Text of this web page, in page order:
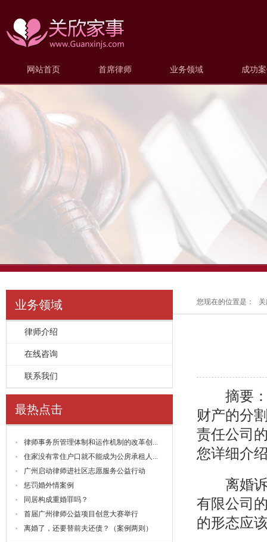
网站首页 首席律师 业务领域 成功
业务领域
律师介绍
在线咨询
联系我们
最热点击
律师事务所管理体制和运作机制的改革创...
住家没有常住户口就不能成为公房承租人...
广州启动律师进社区志愿服务公益行动
惩罚婚外情案例
同居构成重婚罪吗？
首届广州律师公益项目创意大赛举行
离婚了，还要替前夫还债？（案例两则）
您现在的位置是：
摘要：
财产的分
责任公司
您详细介
离婚诉
有限公司
的形态应